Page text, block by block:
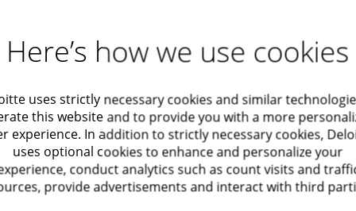
של החברה, באופן המאפשר לה לצמוח ולהשיג את מטרותיה
הלקוח והמתבססים על מומחיות מגזרית ומתודולוגיות גלובליות.
ערך
אקטואריה
וביקורת
אופטימיזציה של מערכות
אופטימיזציה של המשאב
Here’s how we use cookies
uses strictly necessary cookies and similar
this website and to provide you with a more
experience. In addition to strictly necessary cookies,
uses optional cookies to enhance and personalize your
conduct analytics such as count visits and
provide advertisements and interact with third